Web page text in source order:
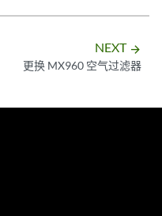
NEXT arrow_forward
更换 MX960 空气过滤器